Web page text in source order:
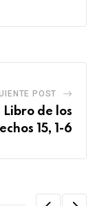
POST
de los
15, 1-6